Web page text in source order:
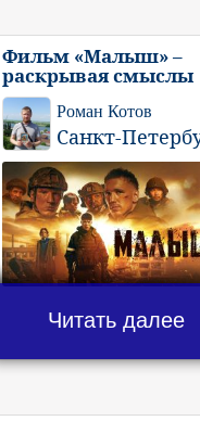
Фильм «Малыш» –
раскрывая смыслы
Роман Котов
Санкт-
Читать далее